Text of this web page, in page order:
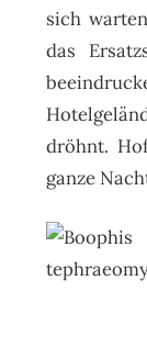
sich
das
dröhnt.
ganze